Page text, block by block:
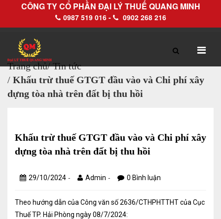
CÔNG TY CỔ PHẦN ĐẠI LÝ THUẾ QUANG MINH
0987 519 016 - 0902 268 216
TRANG CHỦ GIỚI THIỆU
Làm thủ tục về thuế trọn gói
Trang chủ/ Tin tức
/ Khấu trừ thuế GTGT đầu vào và Chi phí xây
dựng tòa nhà trên đất bị thu hồi
Khấu trừ thuế GTGT đầu vào và Chi phí xây
dựng tòa nhà trên đất bị thu hồi
29/10/2024 - Admin - 0 Bình luận
Theo hướng dẫn của Công văn số 2636/CTHPHTTHT của Cục
Thuế TP. Hải Phòng ngày 08/7/2024: